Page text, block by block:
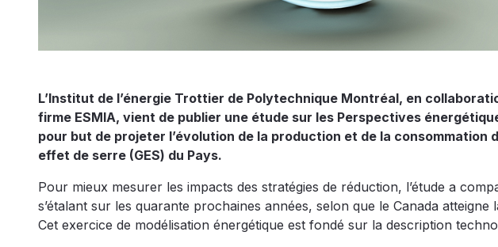
L’Institut de l’énergie Trottier de Polytechnique Montréal, en
firme ESMIA, vient de publier une étude sur les Perspectives
pour but de projeter l’évolution de la production et de la consommation
effet de serre (GES) du Pays.
Pour mieux mesurer les impacts des stratégies de réduction, l’étude a
s’étalant sur les quarante prochaines années, selon que le Canada
Cet exercice de modélisation énergétique est fondé sur la description